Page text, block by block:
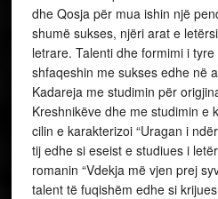
dhe Qosja për mua ishin një
shumë sukses, njëri arat e
letrare. Talenti dhe formimi i
shfaqeshin me sukses edhe në
Kadareja me studimin për
Kreshnikëve dhe me studimin e
cilin e karakterizoi “Uragan i
tij edhe si eseist e studiues i
romanin “Vdekja më vjen prej
talent të fuqishëm edhe si